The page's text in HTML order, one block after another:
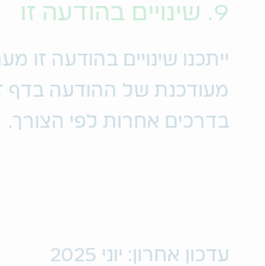
9. שינויים בהודעה זו
ייתכנו שינויים בהודעה
מעודכנת של ההודעה בדף
בדרכים אחרות לפי הצורך.
עדכון אחרון: יוני 2025